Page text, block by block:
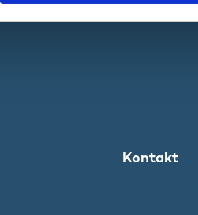
Kontakt